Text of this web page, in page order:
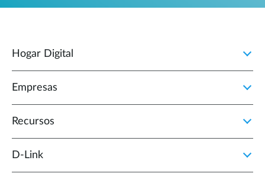
Hogar Digital
Empresas
Recursos
D‑Link